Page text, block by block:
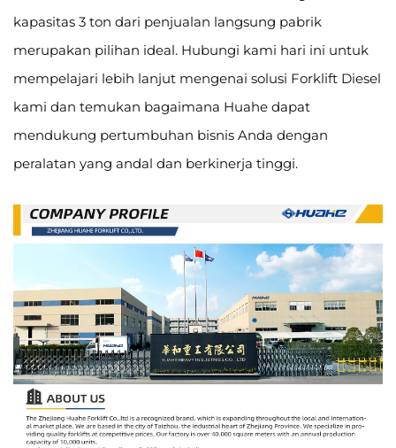
kapasitas 3 ton dari penjualan langsung pabrik
merupakan pilihan ideal. Hubungi kami hari ini untuk
mempelajari lebih lanjut mengenai solusi Forklift Diesel
kami dan temukan bagaimana Huahe dapat
mendukung pertumbuhan bisnis Anda dengan
peralatan yang andal dan berkinerja tinggi.